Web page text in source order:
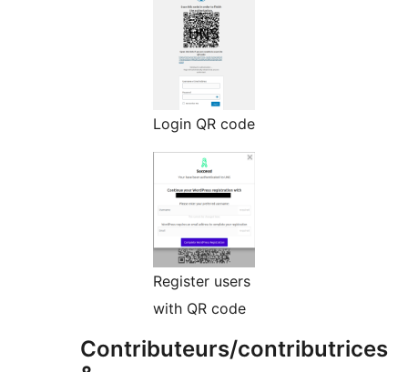
Login QR code
Register users
with QR code
Contributeurs/contributrices